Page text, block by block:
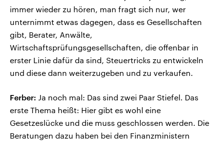
immer wieder zu hören, man fragt sich nur, wer
unternimmt etwas dagegen, dass es Gesellschaften
gibt, Berater, Anwälte,
Wirtschaftsprüfungsgesellschaften, die offenbar in
erster Linie dafür da sind, Steuertricks zu entwickeln
und diese dann weiterzugeben und zu verkaufen.
Ferber: Ja noch mal: Das sind zwei Paar Stiefel. Das
erste Thema heißt: Hier gibt es wohl eine
Gesetzeslücke und die muss geschlossen werden. Die
Beratungen dazu haben bei den Finanzministern